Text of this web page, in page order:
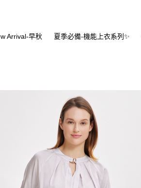
Arrival-早秋 夏季必備-機能上衣系列✨